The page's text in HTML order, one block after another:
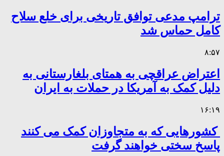
ترامپ مدعی توافق تاریخی برای خلع سلاح
کامل حماس شد
۸:۵۷
اعتراض عراقچی به همتای بلغارستانی به
دلیل کمک به آمریکا در حملات به ایران
۱۶:۱۹
کشورهایی که به متجاوزان کمک می کنند
پاسخ سختی خواهند گرفت